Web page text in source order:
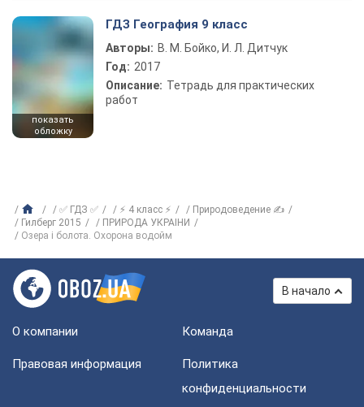
показать
обложку
ГДЗ География 9 класс
Авторы: В. М. Бойко, И. Л. Дитчук
Год: 2017
Описание: Тетрадь для практических
работ
✅ ГДЗ ✅ ⚡ 4 класс ⚡
Природоведение ✍
Гилберг 2015
ПРИРОДА УКРАIНИ
Озера і болота. Охорона водойм
В начало
О компании Команда
Правовая информация
Политика
конфиденциальности